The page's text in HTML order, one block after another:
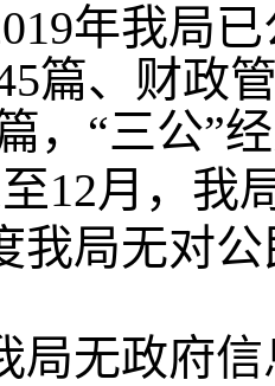
年我局
篇、财政
，“三公”
12月，我
我局无对
局无政府